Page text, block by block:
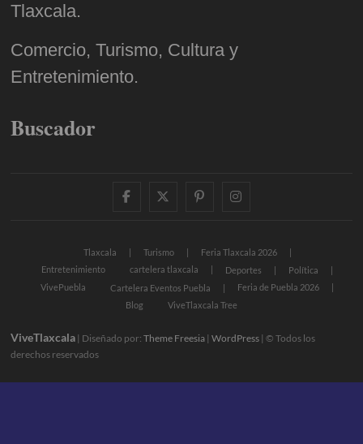
Tlaxcala.
Comercio, Turismo, Cultura y
Entretenimiento.
Buscador
facebooktwitter
pinterestinstagram
Tlaxcala Turismo
Feria Tlaxcala 2026
Entretenimiento
cartelera tlaxcala Deportes
Política
VivePuebla
Cartelera Eventos Puebla
Feria de Puebla 2026
Blog
ViveTlaxcala Tree
ViveTlaxcala | Diseñado por:Theme Freesia |WordPress | © Todos los
derechos reservados